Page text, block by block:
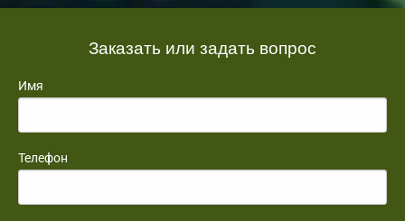
Заказать или задать вопрос
Имя
Телефон